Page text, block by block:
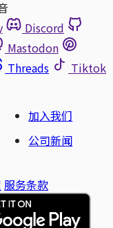
Discord
Mastodon
Threads
Tiktok
加入我们
公司新闻
服务条款